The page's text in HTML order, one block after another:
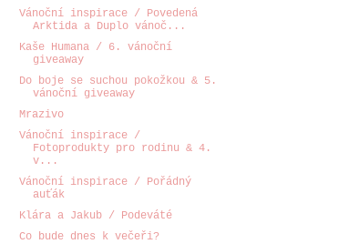
Vánoční inspirace / Povedená
Arktida a Duplo vánoč...
Kaše Humana / 6. vánoční
giveaway
Do boje se suchou pokožkou & 5.
vánoční giveaway
Mrazivo
Vánoční inspirace /
Fotoprodukty pro rodinu & 4.
v...
Vánoční inspirace / Pořádný
auťák
Klára a Jakub / Podeváté
Co bude dnes k večeři?